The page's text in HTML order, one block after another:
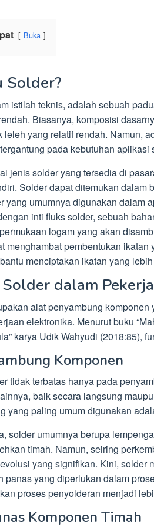
Buka
Solder?
istilah teknis, adalah sebuah
Biasanya, komposisi
leleh yang relatif rendah. Namun,
pada kebutuhan aplikasi
jenis solder yang tersedia di
Solder dapat ditemukan dalam
yang umumnya digunakan dalam
inti fluks solder, sebuah
logam yang akan
menghambat pembentukan
menciptakan ikatan yang
dalam
alat penyambung
elektronika. Menurut buku
karya Udik Wahyudi (2018:85),
Komponen
tidak terbatas hanya pada
baik secara langsung
yang paling umum digunakan
solder umumnya berupa
timah. Namun, seiring
yang signifikan. Kini, solder
panas yang diperlukan dalam
proses penyolderan menjadi
Komponen Timah